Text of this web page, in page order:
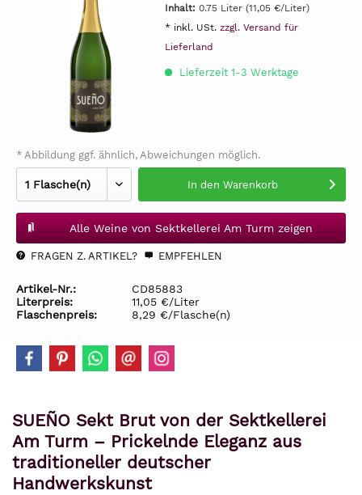
Inhalt: 0.75 Liter (11,05 €/Liter)
* inkl. USt. zzgl. Versand für
Lieferland
Lieferzeit 1-3 Werktage
* Abbildung ggf. ähnlich, Abweichungen möglich.
In den Warenkorb
Alle Weine von Sektkellerei Am Turm zeigen
FRAGEN Z. ARTIKEL? EMPFEHLEN
Artikel-Nr.:
CD85883
Literpreis:
11,05 €/Liter
Flaschenpreis:
8,29 €/Flasche(n)
SUEÑO Sekt Brut von der Sektkellerei
Am Turm – Prickelnde Eleganz aus
traditioneller deutscher
Handwerkskunst